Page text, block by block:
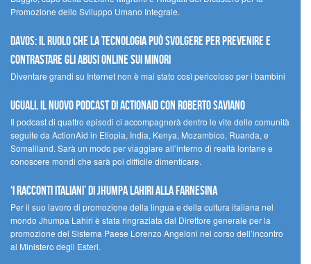
Promozione dello Sviluppo Umano Integrale.
Davos: il ruolo che la tecnologia può svolgere per prevenire e
contrastare gli abusi online sui minori
Diventare grandi su Internet non è mai stato così pericoloso per i bambini
UGUALI, il nuovo podcast di ACTIONAID con Roberto Saviano
Il podcast di quattro episodi ci accompagnerà dentro le vite delle comunità
seguite da ActionAid in Etiopia, India, Kenya, Mozambico, Ruanda, e
Somaliland. Sarà un modo per viaggiare all’interno di realtà lontane e
conoscere mondi che sarà poi difficile dimenticare.
‘I racconti italiani’ di Jhumpa Lahiri alla Farnesina
Per il suo lavoro di promozione della lingua e della cultura italiana nel
mondo Jhumpa Lahiri è stata ringraziata dal Direttore generale per la
promozione del Sistema Paese Lorenzo Angeloni nel corso dell’incontro
al Ministero degli Esteri.